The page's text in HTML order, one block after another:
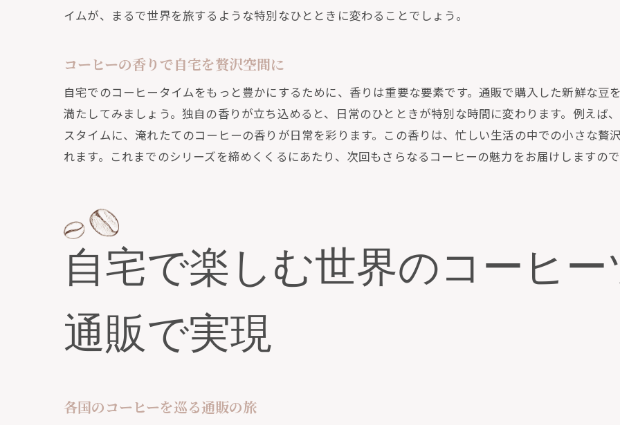
世界中のコーヒーがもたらす驚き
風味豊かな通販のコーヒーで日常を特別なものに
通販で選ぶ風味豊かなコーヒーの種類
日常を彩るためのコーヒー選びのポイント
風味豊かなコーヒーがもたらす日常の変化
イムが、まるで世界を旅するような特別なひとときに変わることでしょう。
コーヒーの香りで自宅を贅沢空間に
自宅でのコーヒータイムをもっと豊かにするために、香りは重要な要素です。通販で購入した新鮮な豆
満たしてみましょう。独自の香りが立ち込めると、日常のひとときが特別な時間に変わります。例えば
スタイムに、淹れたてのコーヒーの香りが日常を彩ります。この香りは、忙しい生活の中での小さな贅
れます。これまでのシリーズを締めくくるにあたり、次回もさらなるコーヒーの魅力をお届けしますの
自宅で楽しむ世界のコーヒ
通販で実現
各国のコーヒーを巡る通販の旅